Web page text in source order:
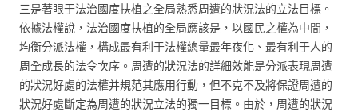
三是著眼于法治國度扶植之全局熟悉周遭的狀況法的立法目標。
依據法權說，法治國度扶植的全局應該是，以國民之權為中間，
均衡分派法權，構成最有利于法權總量最年夜化、最有利于人的
周全成長的法令次序。周遭的狀況法的詳細效能是分派表現周遭
的狀況好處的法權并規范其應用行動，但不克不及將保證周遭的
狀況好處斷定為周遭的狀況立法的獨一目標。由於，周遭的狀況